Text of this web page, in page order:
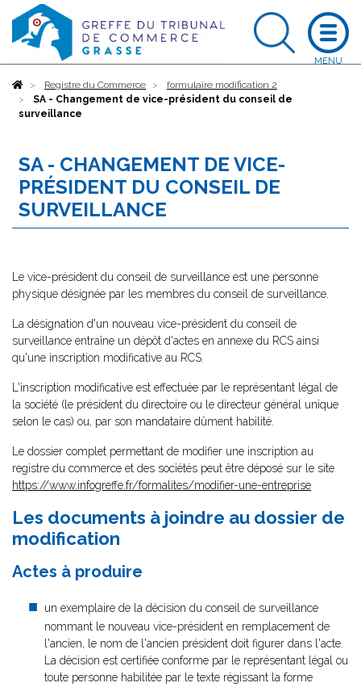
AccueilRegistre du Commerce
formulaire modification 2
SA - Changement de vice-président du conseil de
surveillance
SA - CHANGEMENT DE VICE-
PRÉSIDENT DU CONSEIL DE
SURVEILLANCE
Le vice-président du conseil de surveillance est une personne
physique désignée par les membres du conseil de surveillance.
La désignation d'un nouveau vice-président du conseil de
surveillance entraîne un dépôt d'actes en annexe du RCS ainsi
qu'une inscription modificative au RCS.
L'inscription modificative est effectuée par le représentant légal de
la société (le président du directoire ou le directeur général unique
selon le cas) ou, par son mandataire dûment habilité.
Le dossier complet permettant de modifier une inscription au
registre du commerce et des sociétés peut être déposé sur le site
https://www.infogreffe.fr/formalites/modifier-une-entreprise
Les documents à joindre au dossier de
modification
Actes à produire
un exemplaire de la décision du conseil de surveillance
nommant le nouveau vice-président en remplacement de
l'ancien, le nom de l'ancien président doit figurer dans l'acte.
La décision est certifiée conforme par le représentant légal ou
toute personne habilitée par le texte régissant la forme